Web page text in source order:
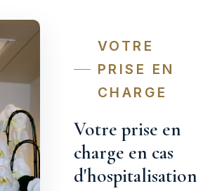
VOTRE
PRISE EN
CHARGE
Votre prise en
charge en cas
d'hospitalisation